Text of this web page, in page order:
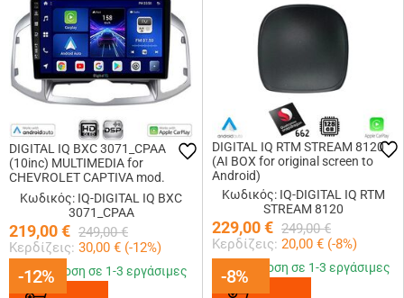
-12%
DIGITAL IQ BXC 3071_CPAA
(10inc) MULTIMEDIA for
CHEVROLET CAPTIVA mod.
2012-2018
Κωδικός: IQ-DIGITAL IQ BXC
3071_CPAA
219,00€ 249,00 €
Κερδίζεις: 30,00 € (-12%)
-12%
Παράδοση σε 1-3 εργάσιμες -8%
DIGITAL IQ RTM STREAM 8120
(AI BOX for original screen to
Android)
Κωδικός: IQ-DIGITAL IQ RTM
STREAM 8120
229,00€ 249,00 €
Κερδίζεις: 20,00 € (-8%)
-8%
Παράδοση σε 1-3 εργάσιμες